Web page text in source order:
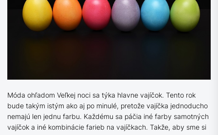
Móda ohľadom Veľkej noci sa týka hlavne vajíčok. Tento rok
bude takým istým ako aj po minulé, pretože vajíčka jednoducho
nemajú len jednu farbu. Každému sa páčia iné farby samotných
vajíčok a iné kombinácie farieb na vajíčkach. Takže, aby sme si